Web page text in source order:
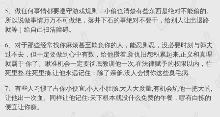
5、做任何事情都要遵守游戏规则，小偷也清楚有些东西是绝对不能偷的。
所以说做事情万万不可做绝，落井下石的事绝对不要干，给别人让出退路
就等于给自己扫清障碍。
6、对于那些经常找你麻烦甚至欺负你的人，能忍则忍，没必要时刻与莽夫
过不去，但一定要做到心中有数，给他攒着,新仇旧怨积累起来,正义和真理
就属于 你了。瞅准机会一定要彻底教训他一次,在法律赋予的权限以内，往
死里整,往死里揍,让他永远记住：除了亲爹,没人会惯你这些臭毛病.
7、有些人习惯了占你小便宜,小人小肚肠,大人大度量,有机会坑他一把大的,
让他出一次血。同样让他记住:天下根本就没什么免费的午餐，哪有白拣的
便宜让你赚。